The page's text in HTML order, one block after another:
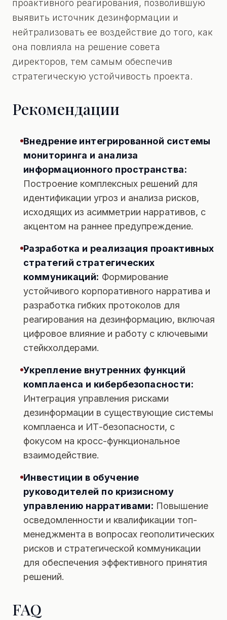
проактивного реагирования, позволившую
выявить источник дезинформации и
нейтрализовать ее воздействие до того, как
она повлияла на решение совета
директоров, тем самым обеспечив
стратегическую устойчивость проекта.
Рекомендации
Внедрение интегрированной системы
мониторинга и анализа
информационного пространства:
Построение комплексных решений для
идентификации угроз и анализа рисков,
исходящих из асимметрии нарративов, с
акцентом на раннее предупреждение.
Разработка и реализация проактивных
стратегий стратегических
коммуникаций: Формирование
устойчивого корпоративного нарратива и
разработка гибких протоколов для
реагирования на дезинформацию, включая
цифровое влияние и работу с ключевыми
стейкхолдерами.
Укрепление внутренних функций
комплаенса и кибербезопасности:
Интеграция управления рисками
дезинформации в существующие системы
комплаенса и ИТ-безопасности, с
фокусом на кросс-функциональное
взаимодействие.
Инвестиции в обучение
руководителей по кризисному
управлению нарративами: Повышение
осведомленности и квалификации топ-
менеджмента в вопросах геополитических
рисков и стратегической коммуникации
для обеспечения эффективного принятия
решений.
FAQ